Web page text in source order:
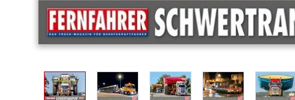
View larger imageView larger imageView larger imageView larger